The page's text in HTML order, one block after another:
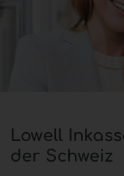
Lowell
der Schweiz